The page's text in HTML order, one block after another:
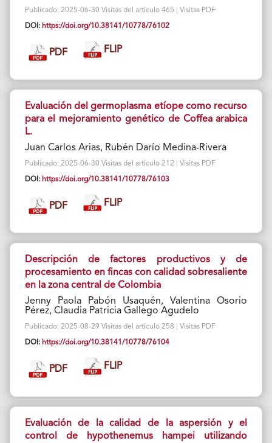
Publicado: 2025-06-30 Visitas del artículo 465 | Visitas PDF
DOI: https://doi.org/10.38141/10778/76102
PDF FLIP
Evaluación del germoplasma etíope como recurso
para el mejoramiento genético de Coffea arabica
L.
Juan Carlos Arias, Rubén Darío Medina-Rivera
Publicado: 2025-06-30 Visitas del artículo 212 | Visitas PDF
DOI: https://doi.org/10.38141/10778/76103
PDF FLIP
Descripción de factores productivos y de
procesamiento en fincas con calidad sobresaliente
en la zona central de Colombia
Jenny Paola Pabón Usaquén, Valentina Osorio
Pérez, Claudia Patricia Gallego Agudelo
Publicado: 2025-08-29 Visitas del artículo 258 | Visitas PDF
DOI: https://doi.org/10.38141/10778/76104
PDF FLIP
Evaluación de la calidad de la aspersión y el
control de hypothenemus hampei utilizando